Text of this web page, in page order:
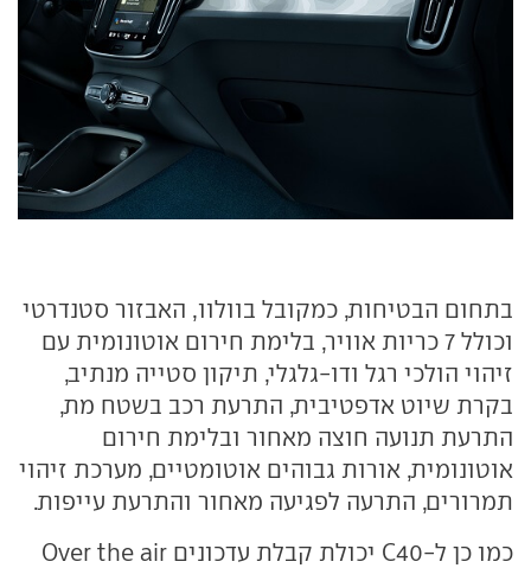
בתחום הבטיחות, כמקובל בוולוו, האבזור סטנדרטי
וכולל 7 כריות אוויר, בלימת חירום אוטונומית עם
זיהוי הולכי רגל ודו-גלגלי, תיקון סטייה מנתיב,
בקרת שיוט אדפטיבית, התרעת רכב בשטח מת,
התרעת תנועה חוצה מאחור ובלימת חירום
אוטונומית, אורות גבוהים אוטומטיים, מערכת זיהוי
תמרורים, התרעה לפגיעה מאחור והתרעת עייפות.
כמו כן ל-C40 יכולת קבלת עדכונים Over the air